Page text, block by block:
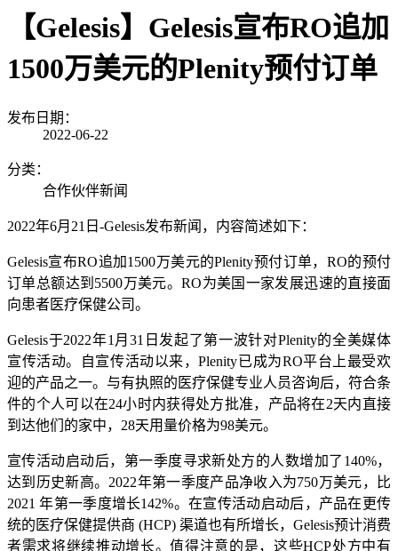
【Gelesis】Gelesis宣布RO追加
1500万美元的Plenity预付订单
发布日期：
2022-06-22
分类：
合作伙伴新闻
2022年6月 21 日 -Gelesis发布新闻，内容简述如下：
Gelesis宣布RO追加1500万美元的Plenity预付订单， RO的预付
订单总额达到 5500万美元。RO为美国 一家发展迅速的直接面
向患者医疗保健公司。
Gelesis于2022年1 月31 日发起了第一波针对Plenity的全美媒体
宣传活动。 自宣传活动以来，Plenity已成为RO平台上最受欢
迎的产品之一。 与有执照的医疗保健专业人员咨询后， 符合条
件的个人可以在24小时内获得处方批准，产品将在2天内直接
到 达他们的家中， 28天用量价格为98美元。
宣传活动启动后，第一季度寻求新处方的人数增加了 140%，
达到历史新高。 2022年第一季度产品净收入为750万美元，比
2021年第一季度增长142%。在宣传活动启动后， 产品在 更传
统的医疗保健提供商 (HCP) 渠道也有所增长， Gelesis预计消费
者需求将继续推动增长。值得注意的是，这些HCP处方中有